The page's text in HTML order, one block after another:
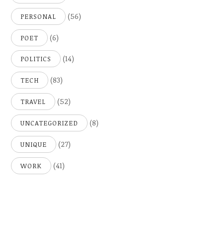
PERSONAL (56)
POET (6)
POLITICS (14)
TECH (83)
TRAVEL (52)
UNCATEGORIZED (8)
UNIQUE (27)
WORK (41)